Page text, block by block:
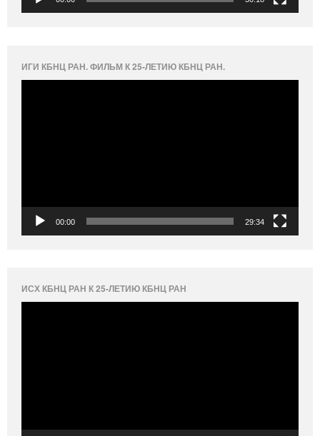
ИГИ КБНЦ РАН. ФИЛЬМ К 25-ЛЕТИЮ КБНЦ РАН.
00:00 29:34
ИСХ КБНЦ РАН К 25-ЛЕТИЮ КБНЦ РАН